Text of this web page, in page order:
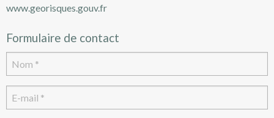
www.georisques.gouv.fr
Formulaire de contact